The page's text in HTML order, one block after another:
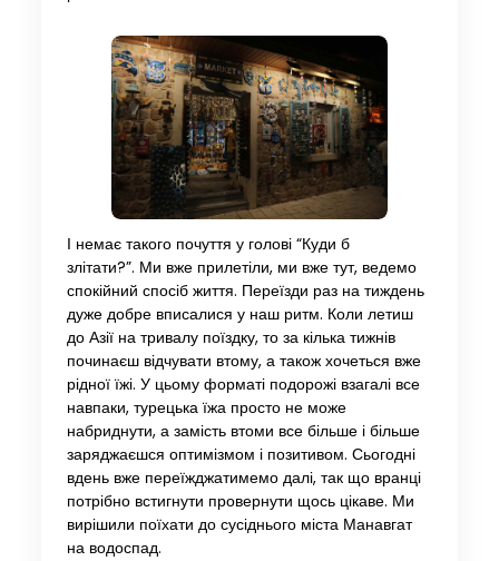
І немає такого почуття у голові “Куди б
злітати?”. Ми вже прилетіли, ми вже тут, ведемо
спокійний спосіб життя. Переїзди раз на тиждень
дуже добре вписалися у наш ритм. Коли летиш
до Азії на тривалу поїздку, то за кілька тижнів
починаєш відчувати втому, а також хочеться вже
рідної їжі. У цьому форматі подорожі взагалі все
навпаки, турецька їжа просто не може
набриднути, а замість втоми все більше і більше
заряджаєшся оптимізмом і позитивом. Сьогодні
вдень вже переїжджатимемо далі, так що вранці
потрібно встигнути провернути щось цікаве. Ми
вирішили поїхати до сусіднього міста Манавгат
на водоспад.